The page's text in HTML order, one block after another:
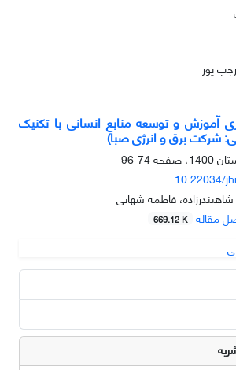
پور
آموزش و توسعه منابع انسانی با تکنیک
شرکت برق و انرژی صبا)
74-96
10.22034/
فاطمه شهابی
مقاله 669.12 K